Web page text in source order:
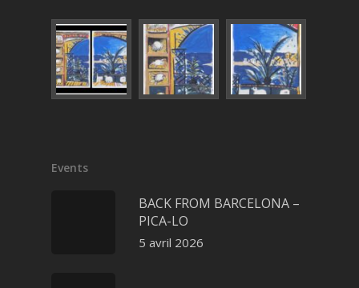
Events
BACK FROM BARCELONA –
PICA-LO
5 avril 2026